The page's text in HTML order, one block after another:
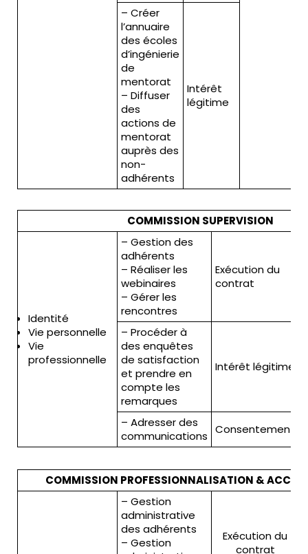
– Créer
l’annuaire
des écoles
d’ingénierie
de
mentorat
– Diffuser
des
actions de
mentorat
auprès des
non-
adhérents
Intérêt
légitime
COMMISSION SUPERVISION
Identité
Vie personnelle
Vie
professionnelle
– Gestion des
adhérents
– Réaliser les
webinaires
– Gérer les
rencontres
Exécution du
contrat
– Procéder à
des enquêtes
de satisfaction
et prendre en
compte les
remarques
Intérêt légitime
– Adresser des
communications Consentement
COMMISSION PROFESSIONNALISATION &
– Gestion
administrative
des adhérents
– Gestion
Exécution du
contrat